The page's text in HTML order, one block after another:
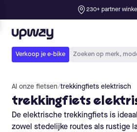
Al onze fietsen/trekkingfiets elektrisch
trekkingfiets
De elektrische trekkingfiets is
zowel stedelijke routes als rustige